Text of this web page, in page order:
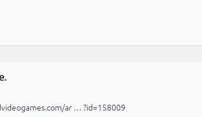
ar … ?id=158009